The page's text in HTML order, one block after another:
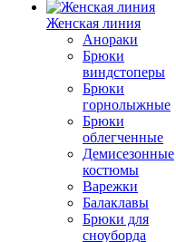
Женская линия
Анораки
Брюки
виндстоперы
Брюки
горнолыжные
Брюки
облегченные
Демисезонные
костюмы
Варежки
Балаклавы
Брюки для
сноуборда